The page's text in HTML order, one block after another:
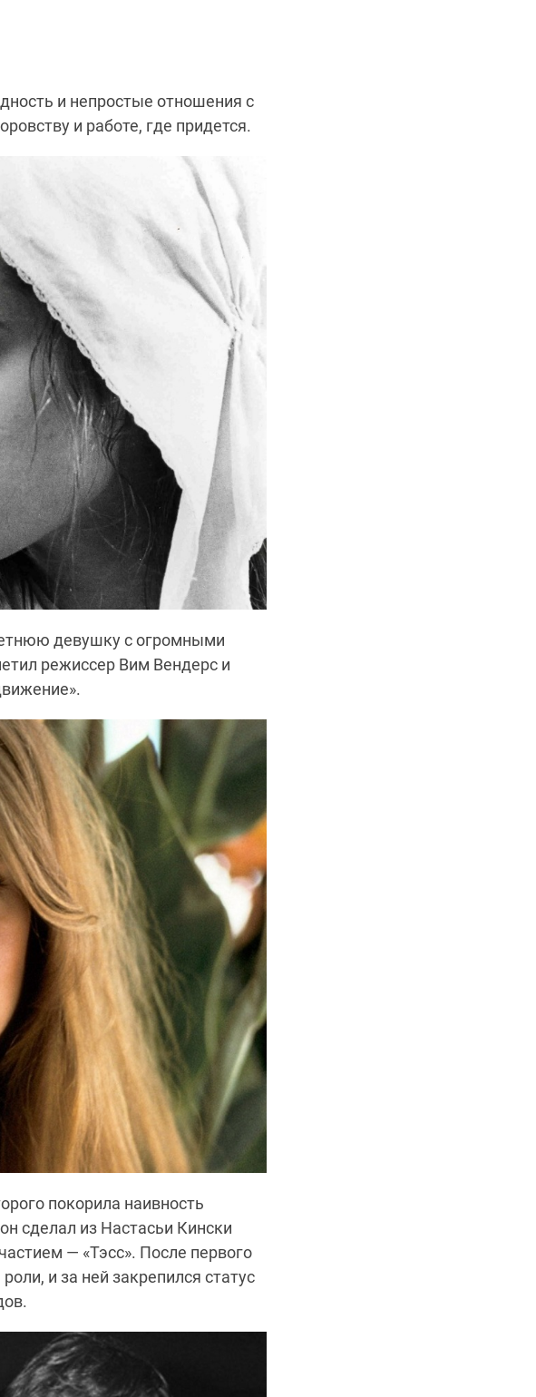
и непростые отношения с
и работе, где придется.
девушку с огромными
режиссер Вим Вендерс и
покорила наивность
сделал из Настасьи Кински
— «Тэсс». После первого
и за ней закрепился статус